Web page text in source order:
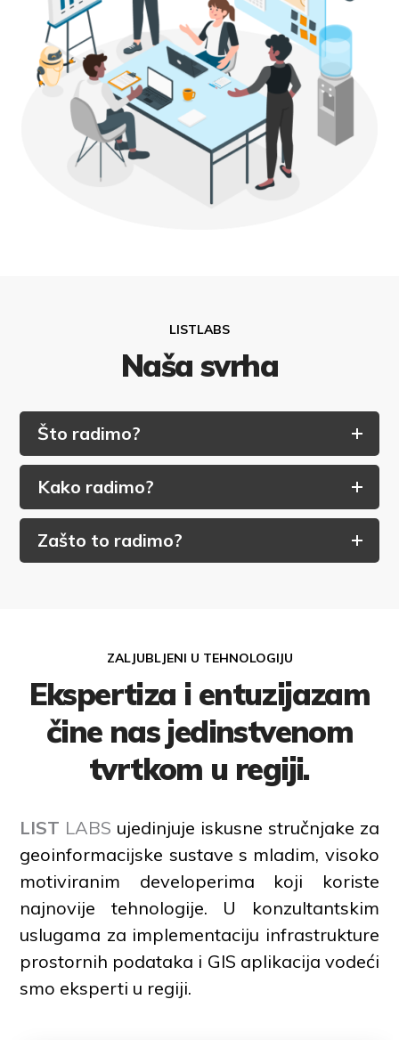
LISTLABS
Naša svrha
Što radimo?
Kako radimo?
Zašto to radimo?
ZALJUBLJENI U TEHNOLOGIJU
Ekspertiza i entuzijazam
čine nas jedinstvenom
tvrtkom u regiji.
LIST LABS ujedinjuje iskusne stručnjake za
geoinformacijske sustave s mladim, visoko
motiviranim developerima koji koriste
najnovije tehnologije. U konzultantskim
uslugama za implementaciju infrastrukture
prostornih podataka i GIS aplikacija vodeći
smo eksperti u regiji.